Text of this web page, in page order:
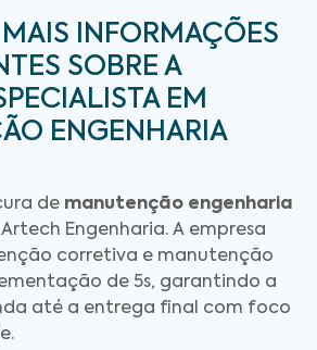
INFORMAÇÕES
SOBRE A
EM
ENGENHARIA
de manutenção engenharia
Engenharia. A empresa
corretiva e manutenção
de 5s, garantindo a
até a entrega final com foco